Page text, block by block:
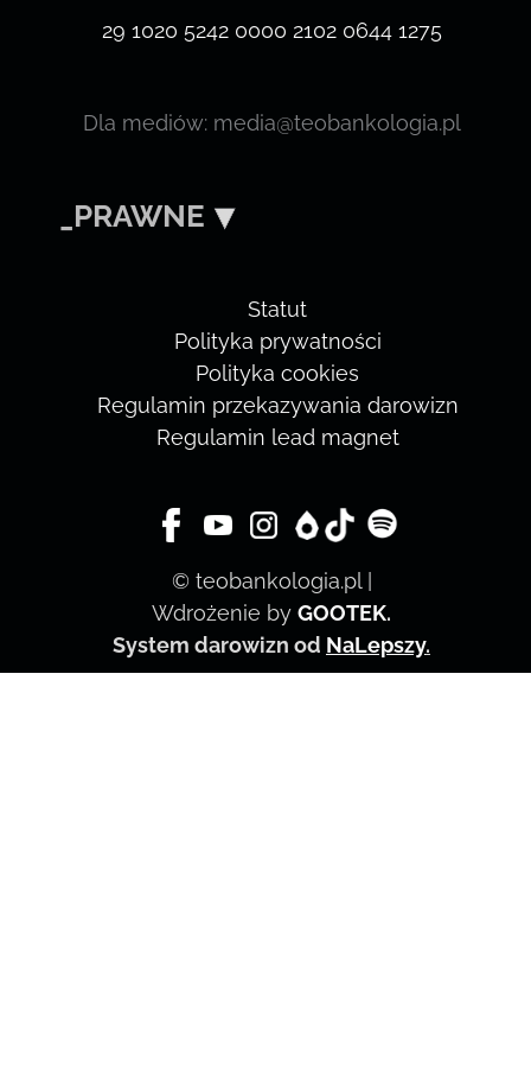
29 1020 5242 0000 2102 0644 1275
Dla mediów: media@teobankologia.pl
_PRAWNE
Statut
Polityka prywatności
Polityka cookies
Regulamin przekazywania darowizn
Regulamin lead magnet
© teobankologia.pl |
Wdrożenie by GOOTEK.
System darowizn od NaLepszy.